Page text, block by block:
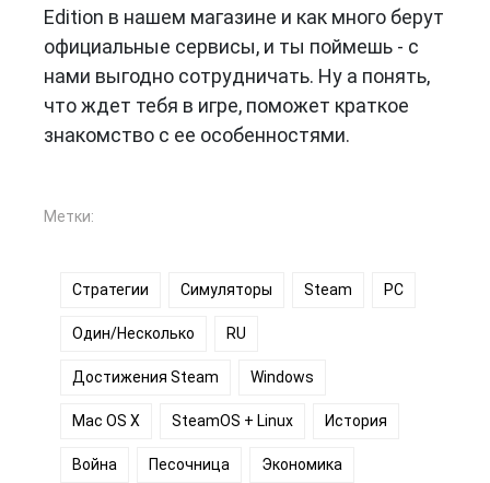
Edition в нашем магазине и как много берут
официальные сервисы, и ты поймешь - с
нами выгодно сотрудничать. Ну а понять,
что ждет тебя в игре, поможет краткое
знакомство с ее особенностями.
Метки:
Стратегии Симуляторы Steam PC
Один/Несколько RU
Достижения Steam Windows
Mac OS X SteamOS + Linux История
Война Песочница Экономика